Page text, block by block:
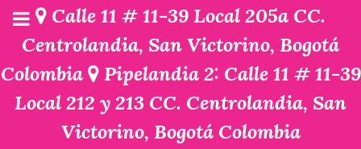
Calle 11 # 11-39 Local 205a CC.
Centrolandia, San Victorino, Bogotá
Colombia
Pipelandia 2: Calle 11 # 11-39
Local 212 y 213 CC. Centrolandia, San
Victorino, Bogotá Colombia